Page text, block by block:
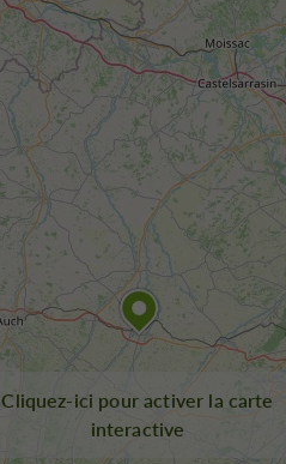
Cliquez-ici pour activer la carte
interactive